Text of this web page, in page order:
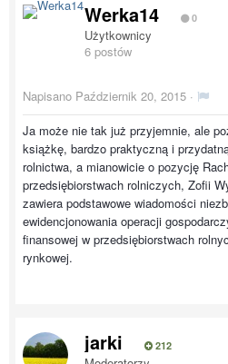
Werka14 0
Użytkownicy
6 postów
Napisano Październik 20, 2015 ·
Ja może nie tak już przyjemnie, ale
książkę, bardzo praktyczną i
rolnictwa, a mianowicie o pozycję
przedsiębiorstwach rolniczych, Zofii
zawiera podstawowe wiadomości
ewidencjonowania operacji
finansowej w przedsiębiorstwach
rynkowej.
jarki 212